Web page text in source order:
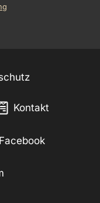
Kontakt
Facebook